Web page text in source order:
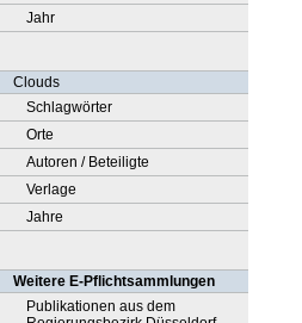
Jahr
Clouds
Schlagwörter
Orte
Autoren / Beteiligte
Verlage
Jahre
Weitere E-Pflichtsammlungen
Publikationen aus dem